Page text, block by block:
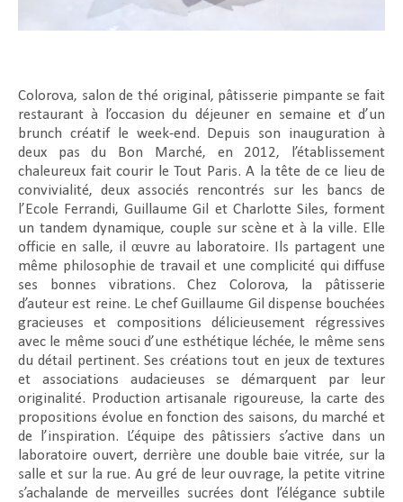
Colorova, salon de thé original, pâtisserie pimpante se fait
restaurant à l’occasion du déjeuner en semaine et d’un
brunch créatif le week-end. Depuis son inauguration à
deux pas du Bon Marché, en 2012, l’établissement
chaleureux fait courir le Tout Paris. A la tête de ce lieu de
convivialité, deux associés rencontrés sur les bancs de
l’Ecole Ferrandi, Guillaume Gil et Charlotte Siles, forment
un tandem dynamique, couple sur scène et à la ville. Elle
officie en salle, il œuvre au laboratoire. Ils partagent une
même philosophie de travail et une complicité qui diffuse
ses bonnes vibrations. Chez Colorova, la pâtisserie
d’auteur est reine. Le chef Guillaume Gil dispense bouchées
gracieuses et compositions délicieusement régressives
avec le même souci d’une esthétique léchée, le même sens
du détail pertinent. Ses créations tout en jeux de textures
et associations audacieuses se démarquent par leur
originalité. Production artisanale rigoureuse, la carte des
propositions évolue en fonction des saisons, du marché et
de l’inspiration. L’équipe des pâtissiers s’active dans un
laboratoire ouvert, derrière une double baie vitrée, sur la
salle et sur la rue. Au gré de leur ouvrage, la petite vitrine
s’achalande de merveilles sucrées dont l’élégance subtile